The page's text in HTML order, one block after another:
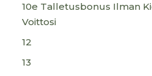
10e Talletusbonus Ilman
Voittosi
12
13